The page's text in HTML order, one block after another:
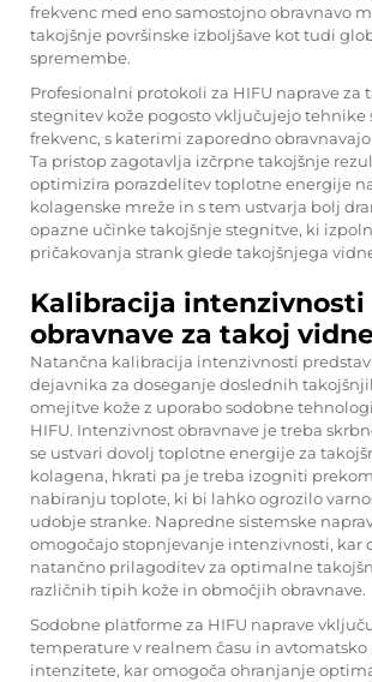
frekvenc med eno samostojno obravnavo
takojšnje površinske izboljšave kot tudi
spremembe.
Profesionalni protokoli za HIFU naprave za
stegnitev kože pogosto vključujejo tehnike
frekvenc, s katerimi zaporedno
Ta pristop zagotavlja izčrpne takojšnje
optimizira porazdelitev toplotne energije
kolagenske mreže in s tem ustvarja bolj
opazne učinke takojšnje stegnitve, ki
pričakovanja strank glede takojšnjega
Kalibracija intenzivnosti
obravnave za takoj
Natančna kalibracija intenzivnosti
dejavnika za doseganje doslednih
omejitve kože z uporabo sodobne
HIFU. Intenzivnost obravnave je treba
se ustvari dovolj toplotne energije za
kolagena, hkrati pa je treba izogniti
nabiranju toplote, ki bi lahko ogrozilo
udobje stranke. Napredne sistemske
omogočajo stopnjevanje intenzivnosti, kar
natančno prilagoditev za optimalne
različnih tipih kože in območjih obravnave.
Sodobne platforme za HIFU naprave
temperature v realnem času in
intenzitete, kar omogoča ohranjanje